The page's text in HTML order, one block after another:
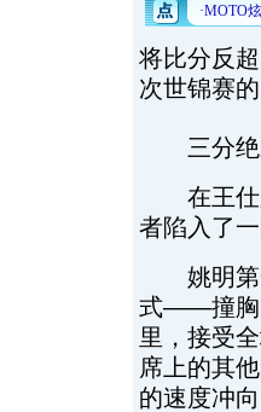
将比分反
次世锦赛的
三分绝
在王仕
者陷入了一
姚明第
式——撞胸
里，接受
席上的其
的速度冲